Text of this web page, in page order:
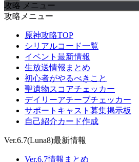
攻略 メニュー
攻略メニュー
原神攻略TOP
シリアルコード一覧
イベント最新情報
生放送情報まとめ
初心者がやるべきこと
聖遺物スコアチェッカー
デイリーアチーブチェッカー
サポートキャスト募集掲示板
自己紹介カード作成
Ver.6.7(Luna8)最新情報
Ver.6.7情報まとめ